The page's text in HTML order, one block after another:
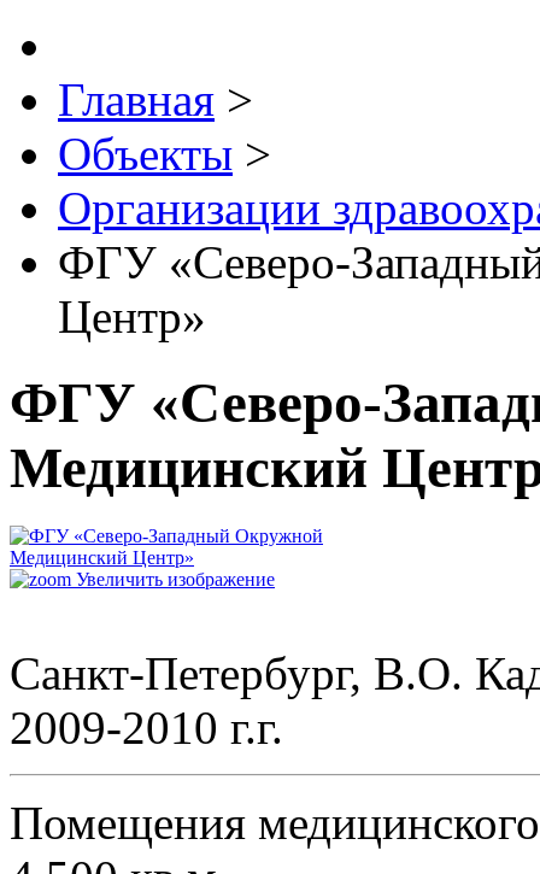
Главная >
Объекты >
Организации
ФГУ «Северо-
Центр»
ФГУ «Северо-
Медицинский
Увеличить изображение
Санкт‐Петербург, В.О.
2009-2010 г.г.
Помещения